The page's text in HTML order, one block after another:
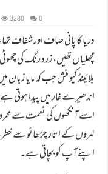
3280 0
دریا کا پانی صاف اور شفاف
مچھلیاں تھیں، زرد رنگ کی
اندھیرے غار میں پیدا ہوتی
اسے آنکھوں کی نعمت سے
لہروں کے اتار چڑھائو سے
اپنے آپ کو بچاتی ہے۔